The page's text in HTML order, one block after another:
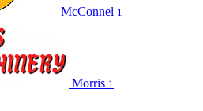
McConnel 1
Morris 1